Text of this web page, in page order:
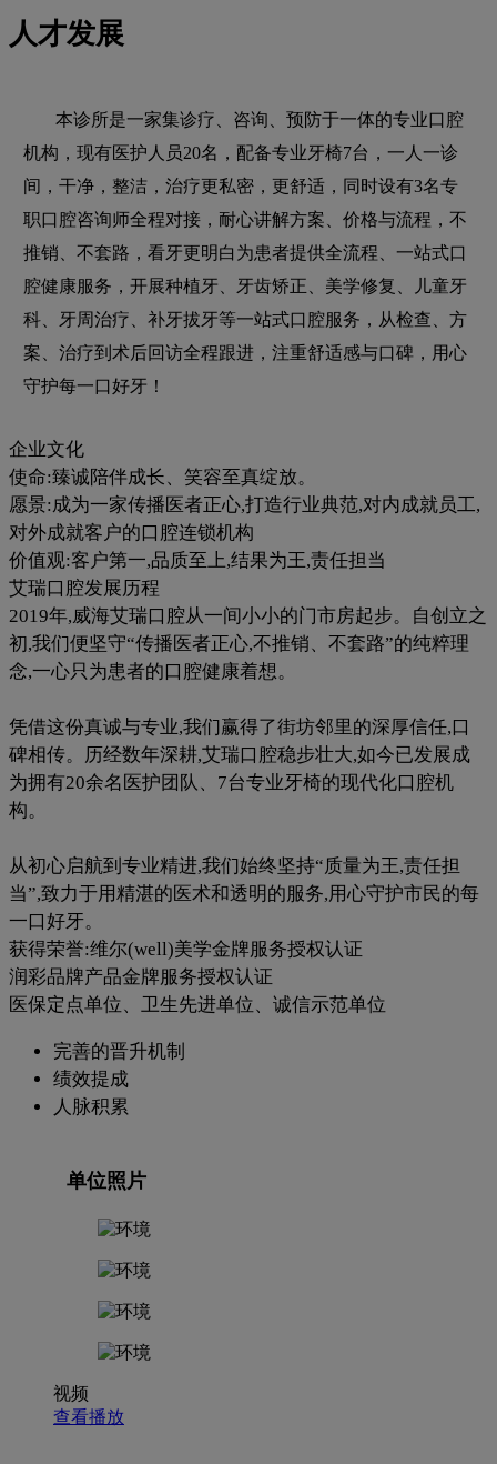
人才发展
本诊所是一家集诊疗、咨询、预防于一体的专业口腔
机构，现有医护人员20名，配备专业牙椅7台，一人一诊
间，干净，整洁，治疗更私密，更舒适，同时设有3名专
职口腔咨询师全程对接，耐心讲解方案、价格与流程，不
推销、不套路，看牙更明白为患者提供全流程、一站式口
腔健康服务，开展种植牙、牙齿矫正、美学修复、儿童牙
科、牙周治疗、补牙拔牙等一站式口腔服务，从检查、方
案、治疗到术后回访全程跟进，注重舒适感与口碑，用心
守护每一口好牙！
企业文化
使命:臻诚陪伴成长、笑容至真绽放。
愿景:成为一家传播医者正心,打造行业典范,对内成就员工,
对外成就客户的口腔连锁机构
价值观:客户第一,品质至上,结果为王,责任担当
艾瑞口腔发展历程
2019年,威海艾瑞口腔从一间小小的门市房起步。自创立之
初,我们便坚守“传播医者正心,不推销、不套路”的纯粹理
念,一心只为患者的口腔健康着想。
凭借这份真诚与专业,我们赢得了街坊邻里的深厚信任,口
碑相传。历经数年深耕,艾瑞口腔稳步壮大,如今已发展成
为拥有20余名医护团队、7台专业牙椅的现代化口腔机
构。
从初心启航到专业精进,我们始终坚持“质量为王,责任担
当”,致力于用精湛的医术和透明的服务,用心守护市民的每
一口好牙。
获得荣誉:维尔(well)美学金牌服务授权认证
润彩品牌产品金牌服务授权认证
医保定点单位、卫生先进单位、诚信示范单位
完善的晋升机制
绩效提成
人脉积累
单位照片
视频
查看播放